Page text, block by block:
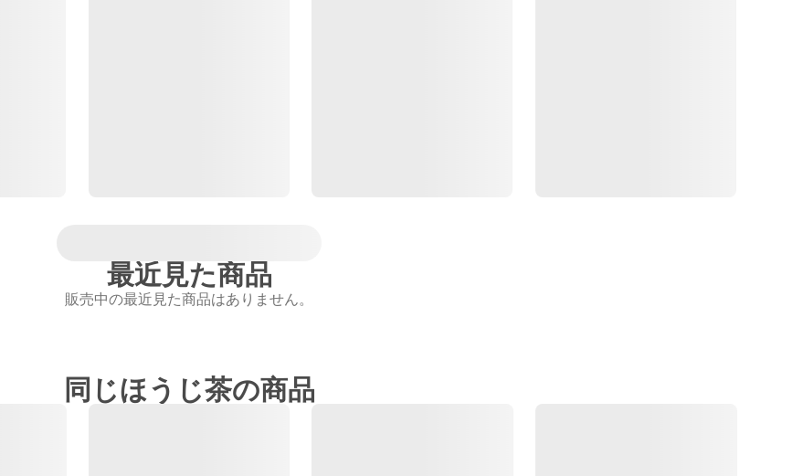
最近見た商品
販売中の最近見た商品はありません。
同じほうじ茶の商品